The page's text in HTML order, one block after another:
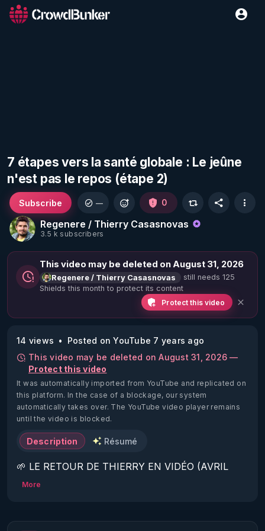
7 étapes vers la santé globale : Le jeûne
n'est pas le repos (étape 2)
Regenere / Thierry Casasnovas
3.5 k subscribers
Subscribe — 0
This video may be deleted on August 31, 2026
Regenere / Thierry Casasnovas
still needs 125
Shields this month to protect its content
Protect this video
14 views
Posted on YouTube 7 years ago
This video may be deleted on August 31, 2026 —
Protect this video
It was automatically imported from YouTube and replicated on
this platform. In the case of a blockage, our system
automatically takes over. The YouTube video player remains
until the video is blocked.
Description Résumé
🌱 LE RETOUR DE THIERRY EN VIDÉO (AVRIL
2022)!
https://www.rgnr.fr/presentation.html
More